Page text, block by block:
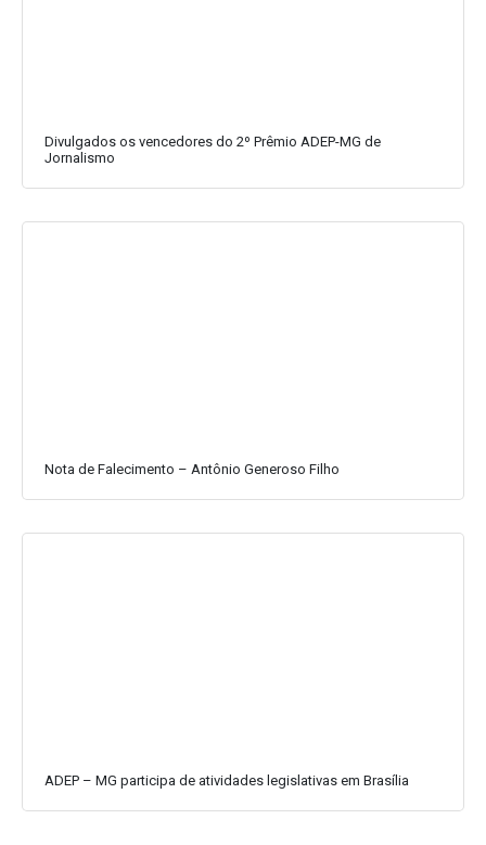
Divulgados os vencedores do 2º Prêmio ADEP-MG de
Jornalismo
Nota de Falecimento – Antônio Generoso Filho
ADEP – MG participa de atividades legislativas em Brasília